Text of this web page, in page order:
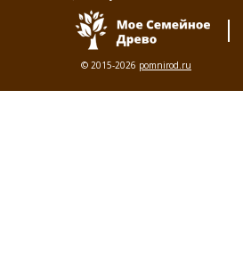
© 2015-2026 pomnirod.ru